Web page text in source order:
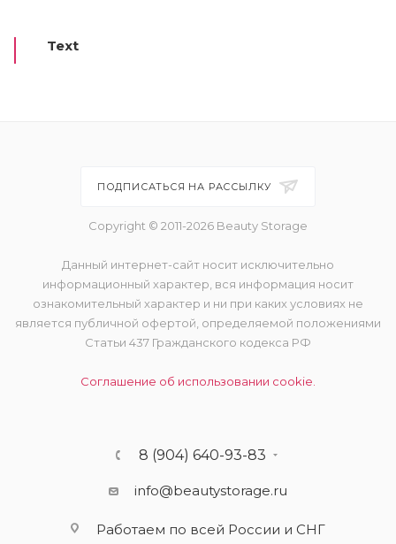
Text
ПОДПИСАТЬСЯ НА РАССЫЛКУ
Copyright © 2011-2026 Beauty Storage
Данный интернет-сайт носит исключительно
информационный характер, вся информация носит
ознакомительный характер и ни при каких условиях не
является публичной офертой, определяемой положениями
Статьи 437 Гражданского кодекса РФ
Соглашение об использовании cookie.
8 (904) 640-93-83
info@beautystorage.ru
Работаем по всей России и СНГ